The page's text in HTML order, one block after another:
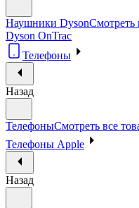
Наушники DysonСмотреть
Dyson OnTrac
Телефоны
Назад
ТелефоныСмотреть все
Телефоны Apple
Назад